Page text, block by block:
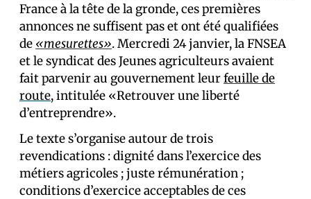
France à la tête de la gronde, ces premières
annonces ne suffisent pas et ont été qualifiées
de «mesurettes». Mercredi 24 janvier, la FNSEA
et le syndicat des Jeunes agriculteurs avaient
fait parvenir au gouvernement leurfeuille de
route, intitulée «Retrouver une liberté
d’entreprendre».
Le texte s’organise autour de trois
revendications : dignité dans l’exercice des
métiers agricoles ; juste rémunération ;
conditions d’exercice acceptables de ces